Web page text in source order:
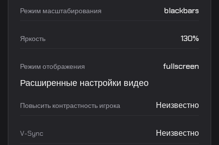
Режим масштабирования blackbars
Яркость 130%
Режим отображения fullscreen
Расширенные настройки видео
Повысить контрастность игрока Неизвестно
V-Sync Неизвестно